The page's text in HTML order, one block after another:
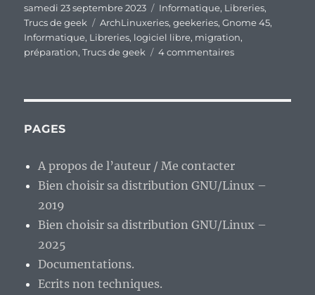
Publié
le
samedi 23 septembre 2023 Catégories
Informatique, Libreries,
Trucs de geek
Étiquettes
ArchLinuxeries,geekeries,Gnome 45,
Informatique, Libreries, logiciel libre, migration,
préparation,Trucs de geek 4 commentairessur
Gnome,
ça
PAGES
A propos de l’auteur / Me contacter
Bien choisir sa distribution GNU/Linux –
2019
Bien choisir sa distribution GNU/Linux –
2025
Documentations.
Ecrits non techniques.